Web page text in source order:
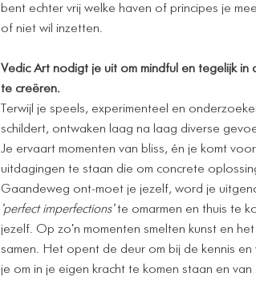
bent echter vrij welke haven of principes je
of niet wil inzetten.
Vedic Art nodigt je uit om mindful en tegelijk in
te creëren.
Terwijl je speels, experimenteel en
schildert, ontwaken laag na laag diverse
Je ervaart momenten van bliss, én je komt
uitdagingen te staan die om concrete
Gaandeweg ont-moet je jezelf, word je
'perfect imperfections'te omarmen en thuis te
jezelf. Op zo'n momenten smelten kunst en het
samen. Het opent de deur om bij de kennis
je om in je eigen kracht te komen staan en